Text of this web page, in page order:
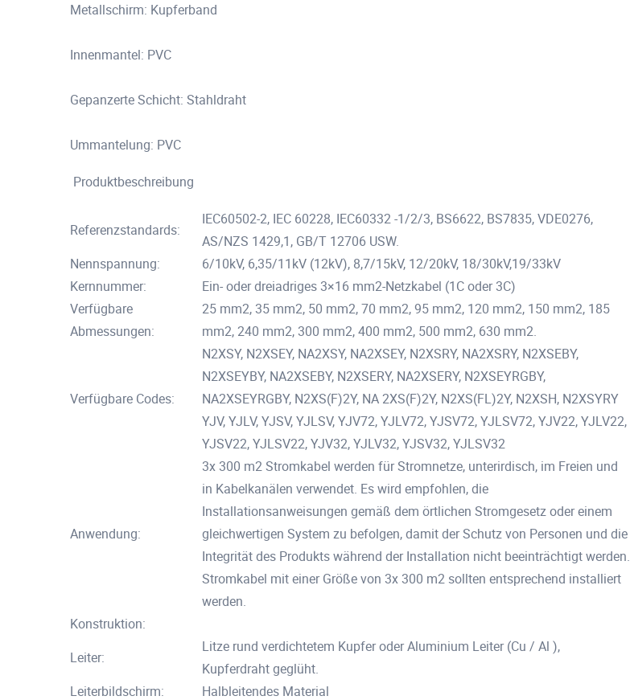
Metallschirm: Kupferband
Innenmantel: PVC
Gepanzerte Schicht: Stahldraht
Ummantelung: PVC
Produktbeschreibung
Referenzstandards:
IEC60502-2, IEC 60228, IEC60332 -1/2/3, BS6622, BS7835, VDE0276,
AS/NZS 1429,1, GB/T 12706 USW.
Nennspannung:
6/10kV, 6,35/11kV (12kV), 8,7/15kV, 12/20kV, 18/30kV,19/33kV
Kernnummer:
Ein- oder dreiadriges 3×16 mm2-Netzkabel (1C oder 3C)
Verfügbare
Abmessungen:
25 mm2, 35 mm2, 50 mm2, 70 mm2, 95 mm2, 120 mm2, 150 mm2, 185
mm2, 240 mm2, 300 mm2, 400 mm2, 500 mm2, 630 mm2.
Verfügbare Codes:
N2XSY, N2XSEY, NA2XSY, NA2XSEY, N2XSRY, NA2XSRY, N2XSEBY,
N2XSEYBY, NA2XSEBY, N2XSERY, NA2XSERY, N2XSEYRGBY,
NA2XSEYRGBY, N2XS(F)2Y, NA 2XS(F)2Y, N2XS(FL)2Y, N2XSH, N2XSYRY
YJV, YJLV, YJSV, YJLSV, YJV72, YJLV72, YJSV72, YJLSV72, YJV22, YJLV22,
YJSV22, YJLSV22, YJV32, YJLV32, YJSV32, YJLSV32
Anwendung:
3x 300 m2 Stromkabel werden für Stromnetze, unterirdisch, im Freien und
in Kabelkanälen verwendet. Es wird empfohlen, die
Installationsanweisungen gemäß dem örtlichen Stromgesetz oder einem
gleichwertigen System zu befolgen, damit der Schutz von Personen und die
Integrität des Produkts während der Installation nicht beeinträchtigt werden.
Stromkabel mit einer Größe von 3x 300 m2 sollten entsprechend installiert
werden.
Konstruktion:
Leiter:
Litze rund verdichtetem Kupfer oder Aluminium Leiter (Cu / Al ),
Kupferdraht geglüht.
Leiterbildschirm:
Halbleitendes Material